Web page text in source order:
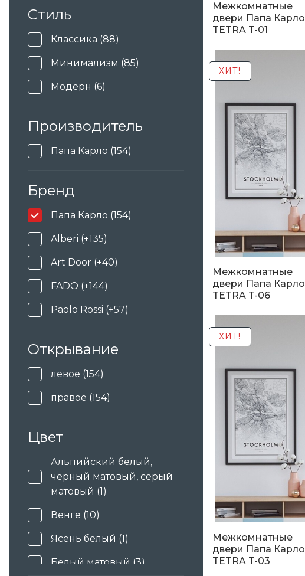
Стиль
Классика (88)
Минимализм (85)
Модерн (6)
Производитель
Папа Карло (154)
Бренд
Папа Карло (154)
Alberi (+135)
Art Door (+40)
FADO (+144)
Paolo Rossi (+57)
Status doors (+20)
Wake wood (+197)
Двери Украины (+21)
Открывание
левое (154)
правое (154)
Цвет
Альпийский белый,
чёрный матовый, серый
матовый (1)
Венге (10)
Ясень белый (1)
Белый матовый (3)
Межкомнатные
двери Папа Карло
TETRA T-01
5 080грн.
ХИТ!
Межкомнатные
двери Папа Карло
TETRA T-06
5 130грн.
ХИТ!
Межкомнатные
двери Папа Карло
TETRA T-03